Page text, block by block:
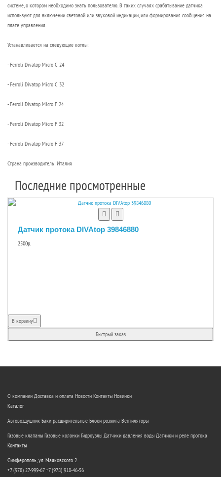
системе, о котором необходимо знать пользователю. В таких случаях срабатывание датчика
используют для включении световой или звуковой индикации, или формирования сообщения на
плате управления.
Устанавливается на следующие котлы:
- Ferroli Divatop Micro C 24
- Ferroli Divatop Micro C 32
- Ferroli Divatop Micro F 24
- Ferroli Divatop Micro F 32
- Ferroli Divatop Micro F 37
Страна производитель: Италия
Последние просмотренные
Датчик протока DIVAtop 39846880
2500р.
В корзину
Быстрый заказ
О компании Доставка и оплата Новости Контакты Новинки
Каталог
Автовоздушник Баки расширительные Блоки розжига Вентиляторы
Газовые клапаны Газовые колонки Гидроузлы Датчики давления воды Датчики и реле протока
Контакты
Симферополь, ул. Маяковского 2
+7 (978) 27-999-67 +7 (978) 918-46-56